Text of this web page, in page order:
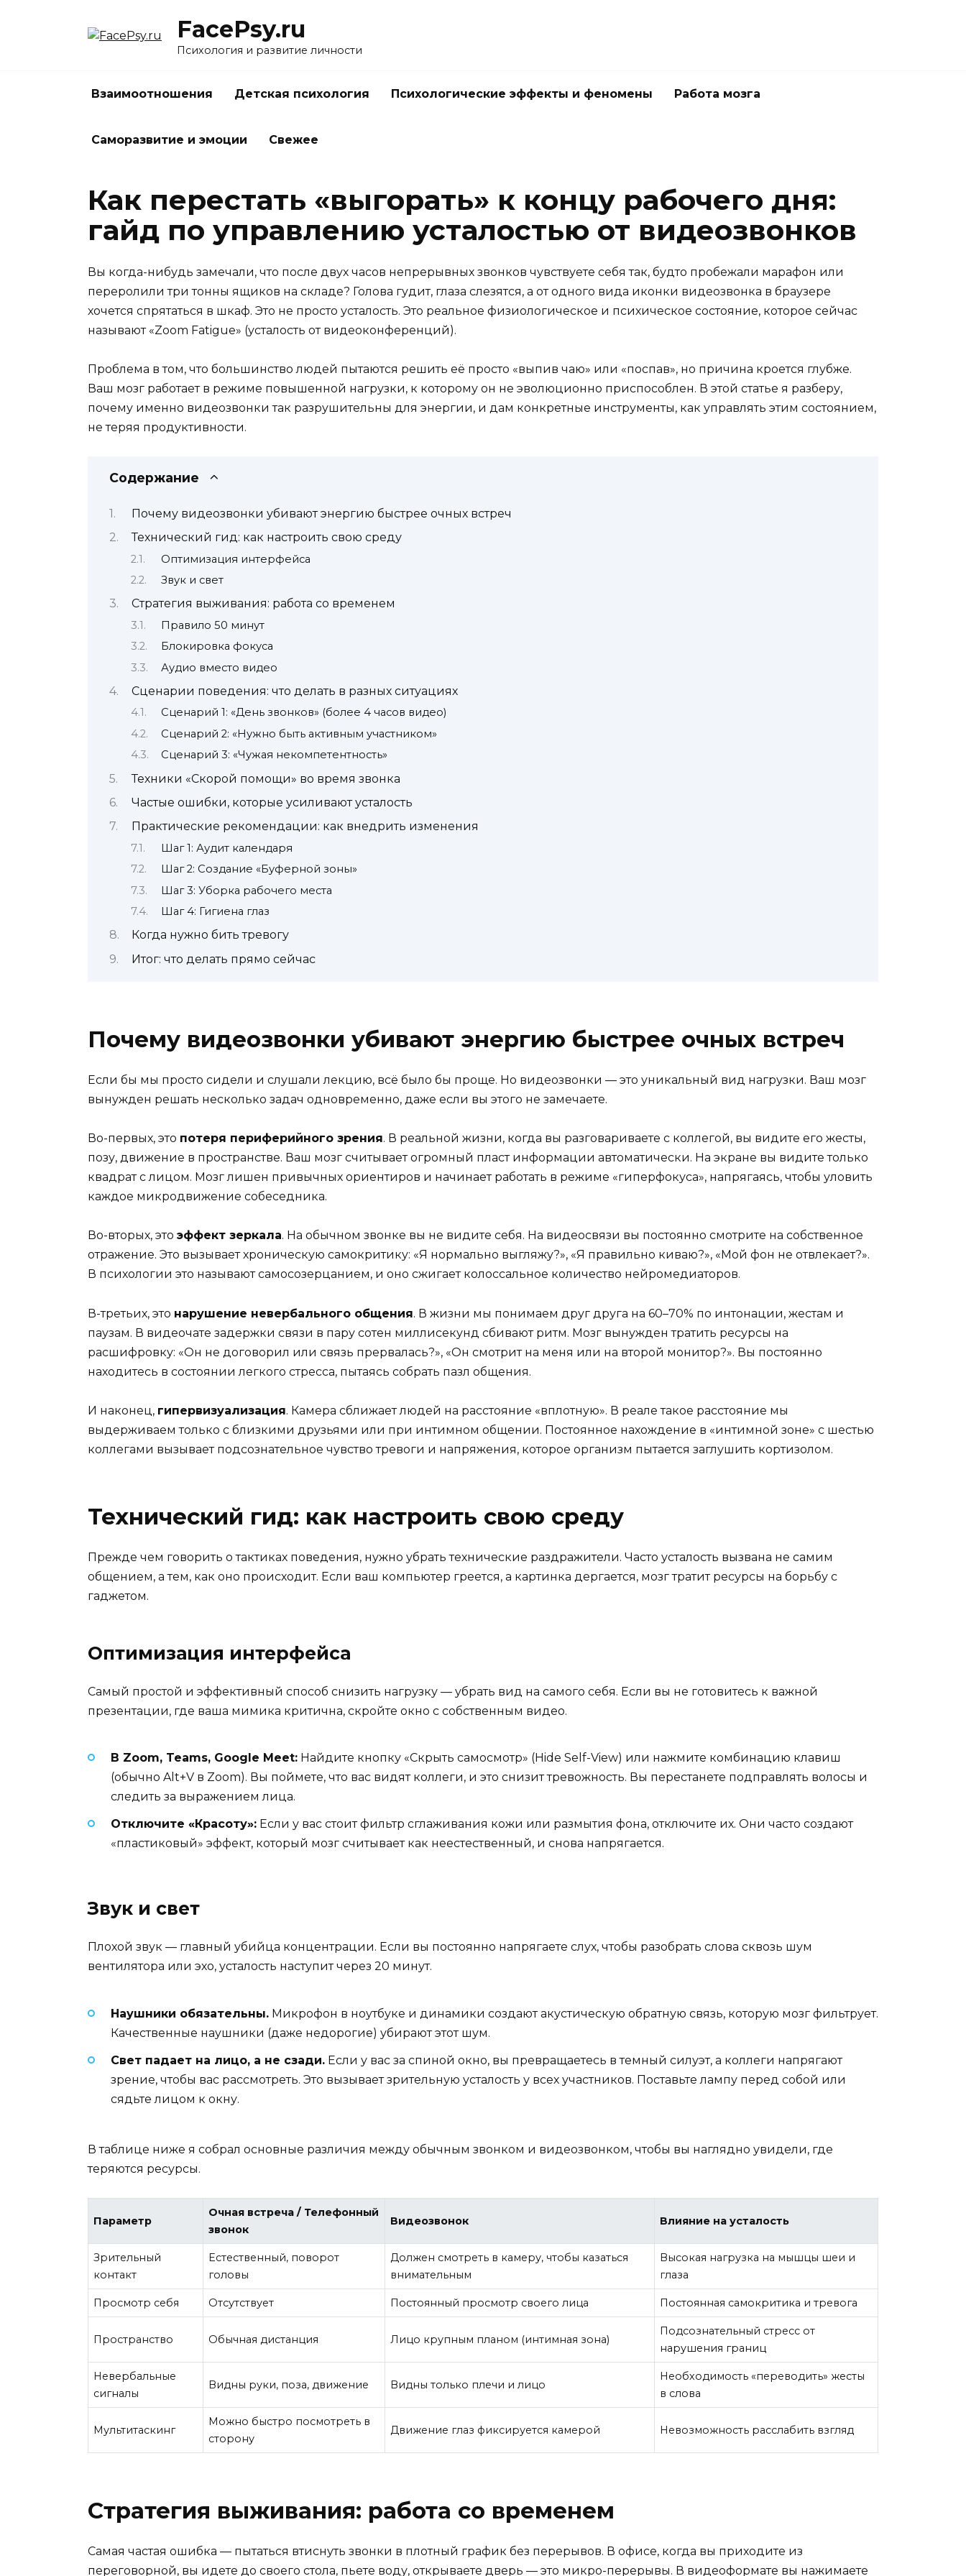
FacePsy.ru
Психология и развитие личности
Взаимоотношения Детская психология Психологические эффекты и феномены Работа мозга
Саморазвитие и эмоции Свежее
Как перестать «выгорать» к концу рабочего дня:
гайд по управлению усталостью от видеозвонков
Вы когда-нибудь замечали, что после двух часов непрерывных звонков чувствуете себя так, будто пробежали марафон или
переролили три тонны ящиков на складе? Голова гудит, глаза слезятся, а от одного вида иконки видеозвонка в браузере
хочется спрятаться в шкаф. Это не просто усталость. Это реальное физиологическое и психическое состояние, которое сейчас
называют «Zoom Fatigue» (усталость от видеоконференций).
Проблема в том, что большинство людей пытаются решить её просто «выпив чаю» или «поспав», но причина кроется глубже.
Ваш мозг работает в режиме повышенной нагрузки, к которому он не эволюционно приспособлен. В этой статье я разберу,
почему именно видеозвонки так разрушительны для энергии, и дам конкретные инструменты, как управлять этим состоянием,
не теряя продуктивности.
Содержание
Почему видеозвонки убивают энергию быстрее очных встреч
Технический гид: как настроить свою среду
Оптимизация интерфейса
Звук и свет
Стратегия выживания: работа со временем
Правило 50 минут
Блокировка фокуса
Аудио вместо видео
Сценарии поведения: что делать в разных ситуациях
Сценарий 1: «День звонков» (более 4 часов видео)
Сценарий 2: «Нужно быть активным участником»
Сценарий 3: «Чужая некомпетентность»
Техники «Скорой помощи» во время звонка
Частые ошибки, которые усиливают усталость
Практические рекомендации: как внедрить изменения
Шаг 1: Аудит календаря
Шаг 2: Создание «Буферной зоны»
Шаг 3: Уборка рабочего места
Шаг 4: Гигиена глаз
Когда нужно бить тревогу
Итог: что делать прямо сейчас
Почему видеозвонки убивают энергию быстрее очных встреч
Если бы мы просто сидели и слушали лекцию, всё было бы проще. Но видеозвонки — это уникальный вид нагрузки. Ваш мозг
вынужден решать несколько задач одновременно, даже если вы этого не замечаете.
Во-первых, это потеря периферийного зрения. В реальной жизни, когда вы разговариваете с коллегой, вы видите его жесты,
позу, движение в пространстве. Ваш мозг считывает огромный пласт информации автоматически. На экране вы видите только
квадрат с лицом. Мозг лишен привычных ориентиров и начинает работать в режиме «гиперфокуса», напрягаясь, чтобы уловить
каждое микродвижение собеседника.
Во-вторых, это эффект зеркала. На обычном звонке вы не видите себя. На видеосвязи вы постоянно смотрите на собственное
отражение. Это вызывает хроническую самокритику: «Я нормально выгляжу?», «Я правильно киваю?», «Мой фон не отвлекает?».
В психологии это называют самосозерцанием, и оно сжигает колоссальное количество нейромедиаторов.
В-третьих, это нарушение невербального общения. В жизни мы понимаем друг друга на 60–70% по интонации, жестам и
паузам. В видеочате задержки связи в пару сотен миллисекунд сбивают ритм. Мозг вынужден тратить ресурсы на
расшифровку: «Он не договорил или связь прервалась?», «Он смотрит на меня или на второй монитор?». Вы постоянно
находитесь в состоянии легкого стресса, пытаясь собрать пазл общения.
И наконец, гипервизуализация. Камера сближает людей на расстояние «вплотную». В реале такое расстояние мы
выдерживаем только с близкими друзьями или при интимном общении. Постоянное нахождение в «интимной зоне» с шестью
коллегами вызывает подсознательное чувство тревоги и напряжения, которое организм пытается заглушить кортизолом.
Технический гид: как настроить свою среду
Прежде чем говорить о тактиках поведения, нужно убрать технические раздражители. Часто усталость вызвана не самим
общением, а тем, как оно происходит. Если ваш компьютер греется, а картинка дергается, мозг тратит ресурсы на борьбу с
гаджетом.
Оптимизация интерфейса
Самый простой и эффективный способ снизить нагрузку — убрать вид на самого себя. Если вы не готовитесь к важной
презентации, где ваша мимика критична, скройте окно с собственным видео.
В Zoom, Teams, Google Meet: Найдите кнопку «Скрыть самосмотр» (Hide Self-View) или нажмите комбинацию клавиш
(обычно Alt+V в Zoom). Вы поймете, что вас видят коллеги, и это снизит тревожность. Вы перестанете подправлять волосы и
следить за выражением лица.
Отключите «Красоту»: Если у вас стоит фильтр сглаживания кожи или размытия фона, отключите их. Они часто создают
«пластиковый» эффект, который мозг считывает как неестественный, и снова напрягается.
Звук и свет
Плохой звук — главный убийца концентрации. Если вы постоянно напрягаете слух, чтобы разобрать слова сквозь шум
вентилятора или эхо, усталость наступит через 20 минут.
Наушники обязательны. Микрофон в ноутбуке и динамики создают акустическую обратную связь, которую мозг фильтрует.
Качественные наушники (даже недорогие) убирают этот шум.
Свет падает на лицо, а не сзади. Если у вас за спиной окно, вы превращаетесь в темный силуэт, а коллеги напрягают
зрение, чтобы вас рассмотреть. Это вызывает зрительную усталость у всех участников. Поставьте лампу перед собой или
сядьте лицом к окну.
В таблице ниже я собрал основные различия между обычным звонком и видеозвонком, чтобы вы наглядно увидели, где
теряются ресурсы.
Параметр
Очная встреча / Телефонный
звонок
Видеозвонок Влияние на усталость
Зрительный
контакт
Естественный, поворот
головы
Должен смотреть в камеру, чтобы казаться
внимательным
Высокая нагрузка на мышцы шеи и
глаза
Просмотр себя Отсутствует Постоянный просмотр своего лица Постоянная самокритика и тревога
Пространство Обычная дистанция Лицо крупным планом (интимная зона)
Подсознательный стресс от
нарушения границ
Невербальные
сигналы
Видны руки, поза, движение Видны только плечи и лицо
Необходимость «переводить» жесты
в слова
Мультитаскинг
Можно быстро посмотреть в
сторону
Движение глаз фиксируется камерой Невозможность расслабить взгляд
Стратегия выживания: работа со временем
Самая частая ошибка — пытаться втиснуть звонки в плотный график без перерывов. В офисе, когда вы приходите из
переговорной, вы идете до своего стола, пьете воду, открываете дверь — это микро-перерывы. В видеоформате вы нажимаете